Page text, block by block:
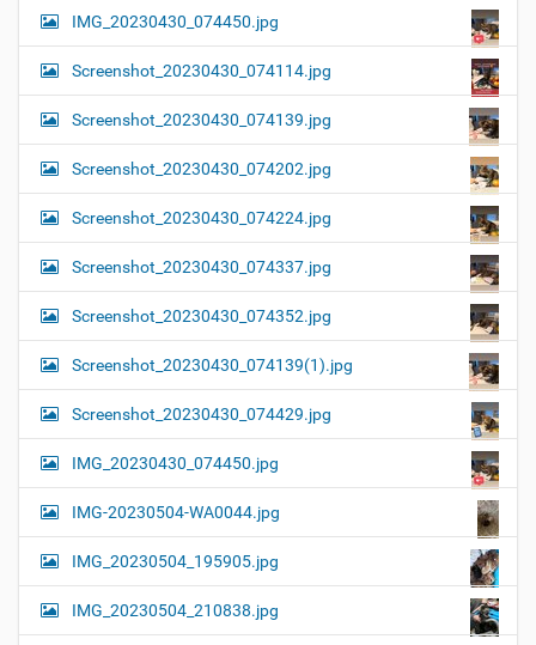
IMG_20230430_074450.jpg
Screenshot_20230430_074114.jpg
Screenshot_20230430_074139.jpg
Screenshot_20230430_074202.jpg
Screenshot_20230430_074224.jpg
Screenshot_20230430_074337.jpg
Screenshot_20230430_074352.jpg
Screenshot_20230430_074139(1).jpg
Screenshot_20230430_074429.jpg
IMG_20230430_074450.jpg
IMG-20230504-WA0044.jpg
IMG_20230504_195905.jpg
IMG_20230504_210838.jpg